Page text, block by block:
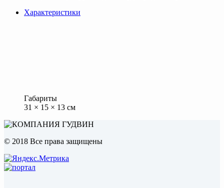
Характеристики
Габариты
31 × 15 × 13 см
© 2018 Все права защищены